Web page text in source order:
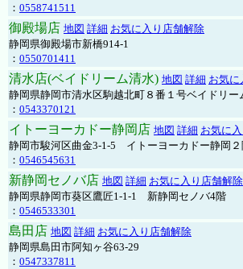
： 0558741511
御殿場店 地図 詳細 お気に入り店舗解除
静岡県御殿場市新橋914-1
： 0550701411
清水店(ベイドリーム清水) 地図 詳細 お気に
静岡県静岡市清水区駒越北町８番１号ベイドリー
： 0543370121
イトーヨーカドー静岡店 地図 詳細 お気に
静岡市駿河区曲金3-1-5 イトーヨーカドー静岡２
： 0546545631
新静岡セノバ店 地図 詳細 お気に入り店舗解除
静岡県静岡市葵区鷹匠1-1-1 新静岡セノバ4階
： 0546533301
島田店 地図 詳細 お気に入り店舗解除
静岡県島田市阿知ヶ谷63-29
： 0547337811